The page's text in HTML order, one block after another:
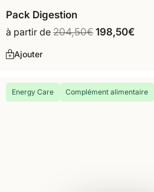
Pack Digestion
à partir de 204,50€ 198,50€
Ajouter
Energy Care Complément alimentaire